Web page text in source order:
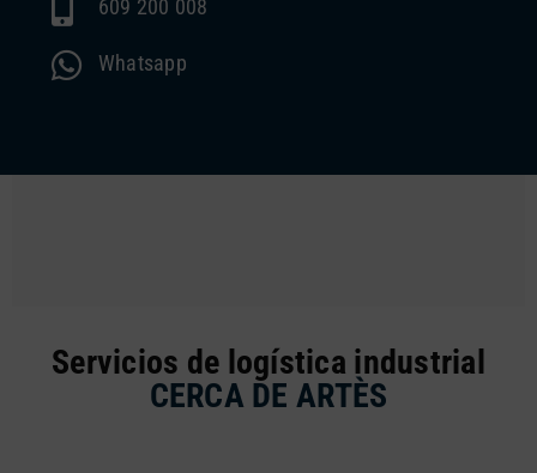
609 200 008
Whatsapp
Servicios de logística industrial
CERCA DE ARTÈS